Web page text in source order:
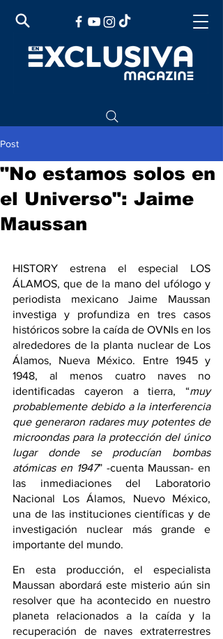
Post
"No estamos solos en
el Universo": Jaime
Maussan
HISTORY estrena el especial LOS
ÁLAMOS, que de la mano del ufólogo y
periodista mexicano Jaime Maussan
investiga y profundiza en tres casos
históricos sobre la caída de OVNIs en los
alrededores de la planta nuclear de Los
Álamos, Nueva México. Entre 1945 y
1948, al menos cuatro naves no
identificadas cayeron a tierra, “muy
probablemente debido a la interferencia
que generaron radares muy potentes de
microondas para la protección del único
lugar donde se producían bombas
atómicas en 1947” -cuenta Maussan- en
las inmediaciones del Laboratorio
Nacional Los Álamos, Nuevo México,
una de las instituciones científicas y de
investigación nuclear más grande e
importante del mundo.
En esta producción, el especialista
Maussan abordará este misterio aún sin
resolver que ha acontecido en nuestro
planeta relacionados a la caída y la
recuperación de naves extraterrestres